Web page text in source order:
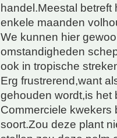
handel.Meestal
enkele maanden
We kunnen hier
omstandigheden
ook in tropische
Erg frustrerend,want
gehouden wordt,is het
Commerciele
soort.Zou deze plant